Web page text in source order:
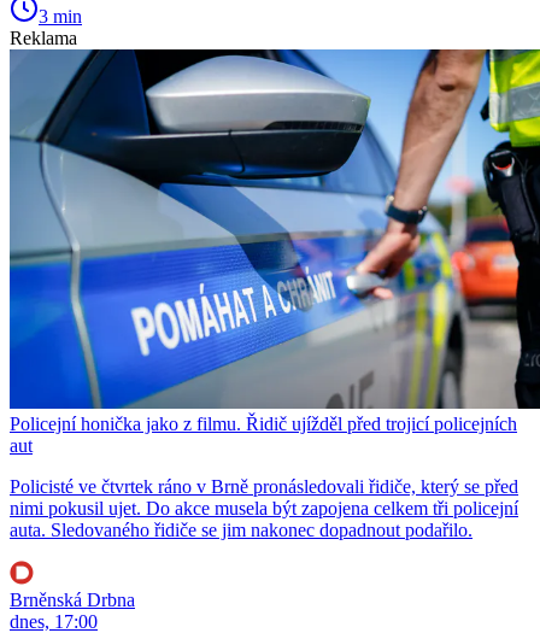
3 min
Reklama
Policejní honička jako z filmu. Řidič ujížděl před trojicí policejních
aut
Policisté ve čtvrtek ráno v Brně pronásledovali řidiče, který se před
nimi pokusil ujet. Do akce musela být zapojena celkem tři policejní
auta. Sledovaného řidiče se jim nakonec dopadnout podařilo.
Brněnská Drbna
dnes, 17:00